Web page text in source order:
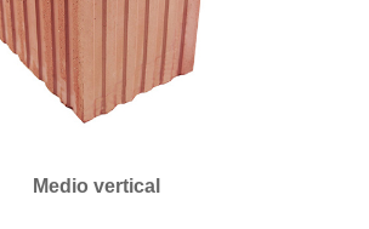
Medio vertical